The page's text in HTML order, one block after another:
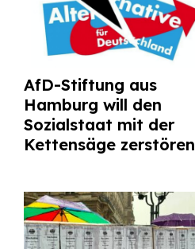
AfD-Stiftung aus
Hamburg will den
Sozialstaat mit der
Kettensäge zerstören